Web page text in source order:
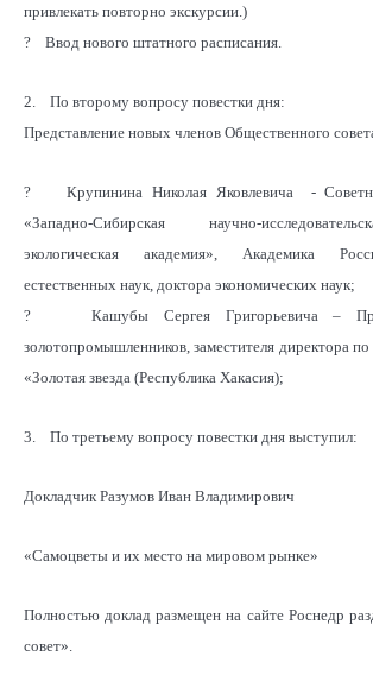
привлекать повторно экскурсии.)
? Ввод нового штатного расписания.
2. По второму вопросу повестки дня:
Представление новых членов Общественного
? Крупинина Николая Яковлевича -
«Западно-Сибирская научно-
экологическая академия», Академика
естественных наук, доктора экономических наук;
? Кашубы Сергея Григорьевича –
золотопромышленников, заместителя директора
«Золотая звезда (Республика Хакасия);
3. По третьему вопросу повестки дня выступил:
Докладчик Разумов Иван Владимирович
«Самоцветы и их место на мировом рынке»
Полностью доклад размещен на сайте Роснедр
совет».